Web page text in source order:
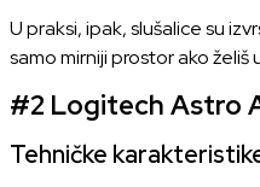
U praksi, ipak, slušalice su
samo mirniji prostor ako
#2 Logitech Astro
Tehničke